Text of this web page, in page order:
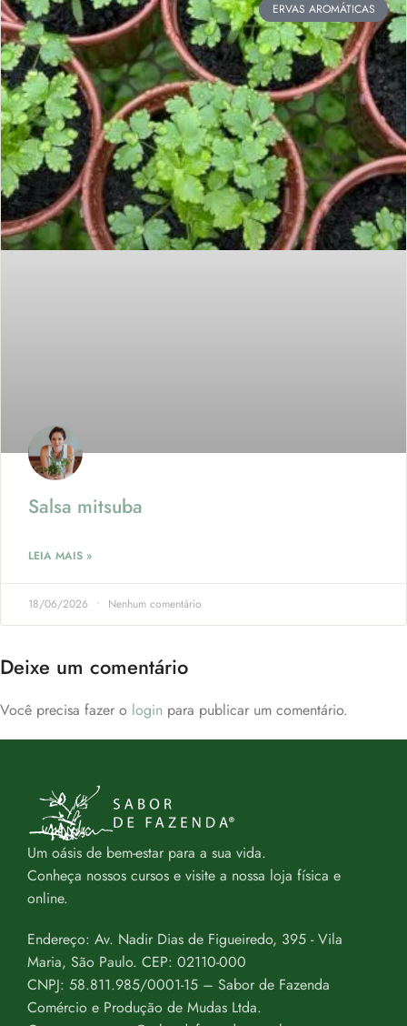
ERVAS AROMÁTICAS
Salsa mitsuba
LEIA MAIS »
18/06/2026 Nenhum comentário
Deixe um comentário
Você precisa fazer o login para publicar um comentário.
Um oásis de bem-estar para a sua vida.
Conheça nossos cursos e visite a nossa loja física e
online.
Endereço: Av. Nadir Dias de Figueiredo, 395 - Vila
Maria, São Paulo. CEP: 02110-000
CNPJ: 58.811.985/0001-15 – Sabor de Fazenda
Comércio e Produção de Mudas Ltda.